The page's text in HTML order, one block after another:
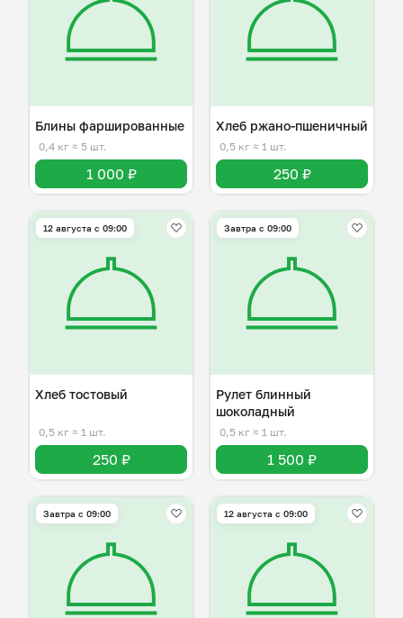
Блины фаршированные
0,4 кг ≈ 5 шт.
1 000 ₽
Хлеб ржано-пшеничный
0,5 кг ≈ 1 шт.
250 ₽
12 августа с 09:00
Хлеб тостовый
0,5 кг ≈ 1 шт.
250 ₽
Завтра c 09:00
Рулет блинный
шоколадный
0,5 кг ≈ 1 шт.
1 500 ₽
Завтра c 09:00 12 августа с 09:00